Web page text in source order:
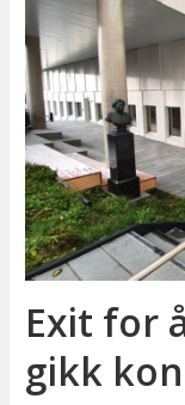
Exit for
gikk